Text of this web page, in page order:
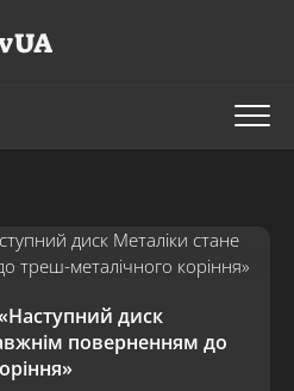
диск
поверненням до